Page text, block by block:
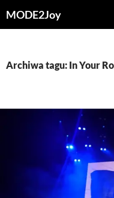
doMODE2Joy
Archiwa tagu: In Your